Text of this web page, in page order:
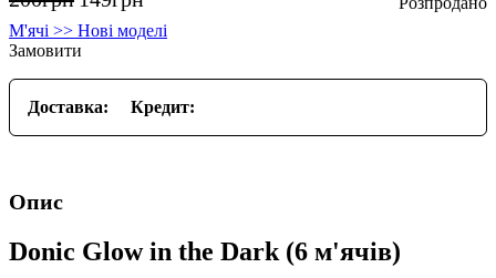
М'ячі >> Нові моделі
Замовити
Доставка: Кредит:
Опис
Donic Glow in the Dark (6 м'ячів)